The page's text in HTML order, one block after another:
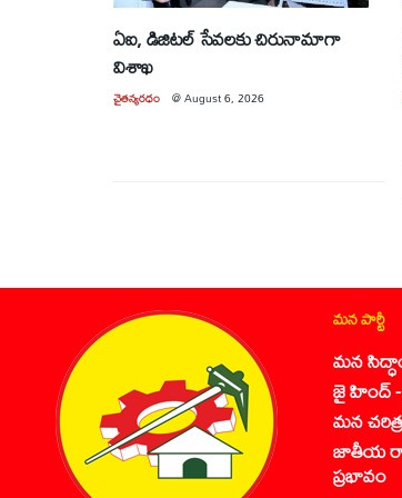
ఏఐ, డిజిటల్ సేవలకు చిరునామాగా
విశాఖ
చైతన్యరధం @August 6, 2026
మన పార్టీ
మన
జై హింద్ -
మన చరిత్ర
జాతీయ
ప్రభావం